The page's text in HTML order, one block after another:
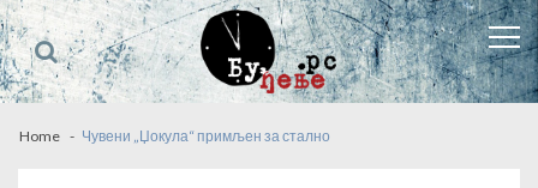
Skip
to
navigation
Skip
to
content
Home Чувени „Џокула“ примљен за стално